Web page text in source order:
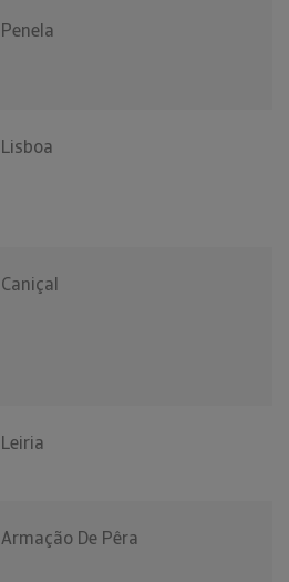
Penela
Lisboa
Caniçal
Leiria
Armação De Pêra